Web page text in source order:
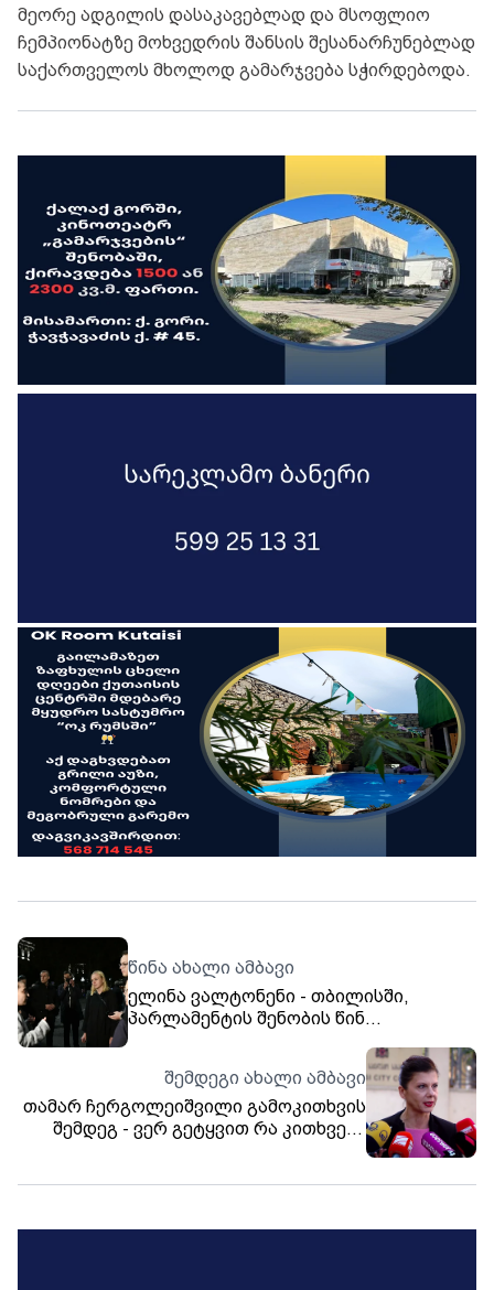
მეორე ადგილის დასაკავებლად და მსოფლიო
ჩემპიონატზე მოხვედრის შანსის შესანარჩუნებლად
საქართველოს მხოლოდ გამარჯვება სჭირდებოდა.
წინა ახალი ამბავი
ელინა ვალტონენი - თბილისში,
პარლამენტის შენობის წინ
შეიკრიბნენ, რათა შეშფოთება
გააჟღერონ ქვეყნის რეპრესიულ
მიმართულებაზე - აქ მათ
მხარდასაჭერად ვართ
შემდეგი ახალი ამბავი
თამარ ჩერგოლეიშვილი გამოკითხვის
შემდეგ - ვერ გეტყვით რა კითხვები